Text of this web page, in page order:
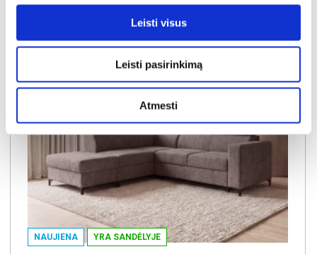
Leisti visus
Leisti pasirinkimą
Atmesti
NAUJIENA YRA SANDĖLYJE